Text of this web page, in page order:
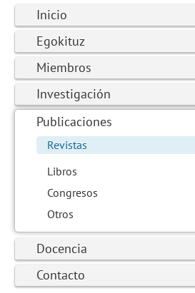
Inicio
Egokituz
Miembros
Investigación
Publicaciones
Revistas
Libros
Congresos
Otros
Docencia
Contacto